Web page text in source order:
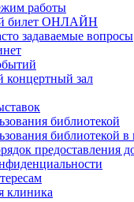
работы
билет ОНЛАЙН
задаваемые вопросы
концертный зал
библиотекой
библиотекой в
предоставления
клиника